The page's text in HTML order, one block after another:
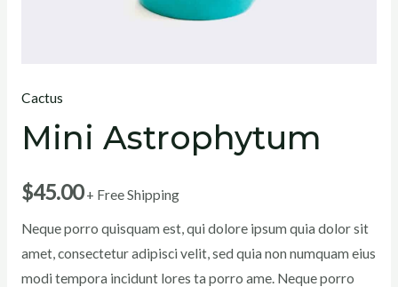
Cactus
Mini Astrophytum
$45.00 + Free Shipping
Neque porro quisquam est, qui dolore ipsum quia dolor sit
amet, consectetur adipisci velit, sed quia non numquam eius
modi tempora incidunt lores ta porro ame. Neque porro